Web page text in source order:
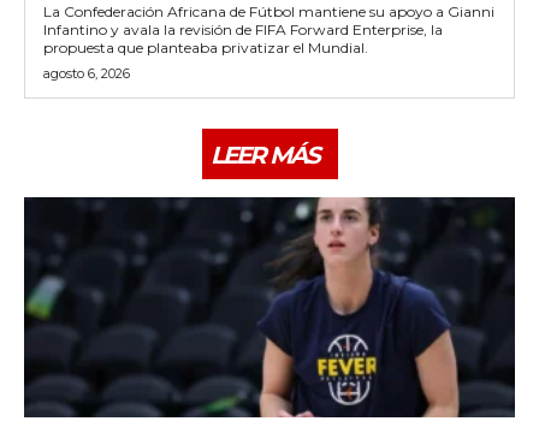
La Confederación Africana de Fútbol mantiene su apoyo a Gianni
Infantino y avala la revisión de FIFA Forward Enterprise, la
propuesta que planteaba privatizar el Mundial.
agosto 6, 2026
LEER MÁS